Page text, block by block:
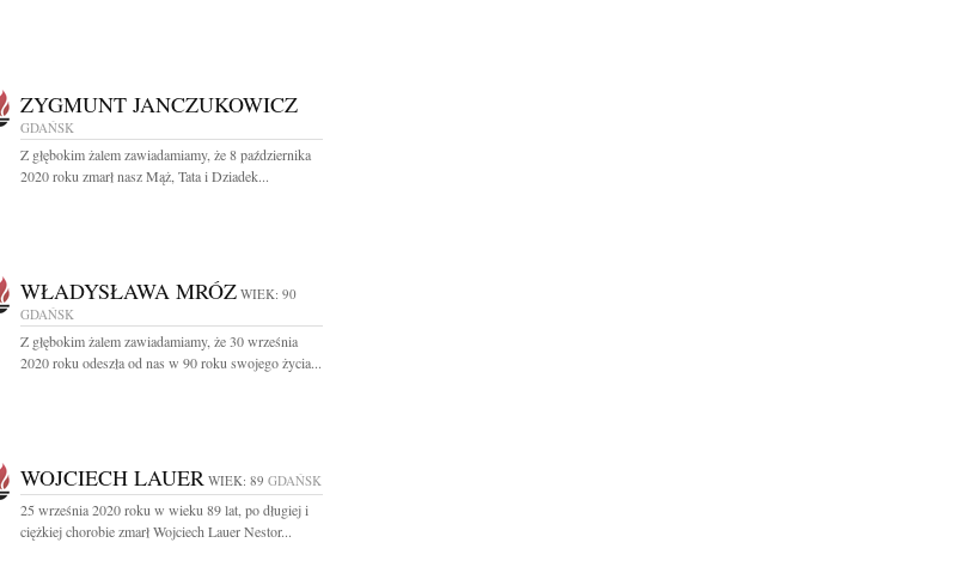
ZYGMUNT JANCZUKOWICZ
GDAŃSK
Z głębokim żalem zawiadamiamy, że 8 października
2020 roku zmarł nasz Mąż, Tata i Dziadek...
WŁADYSŁAWA MRÓZ WIEK: 90
GDAŃSK
Z głębokim żalem zawiadamiamy, że 30 września
2020 roku odeszła od nas w 90 roku swojego życia...
WOJCIECH LAUER WIEK: 89 GDAŃSK
25 września 2020 roku w wieku 89 lat, po długiej i
ciężkiej chorobie zmarł Wojciech Lauer Nestor...